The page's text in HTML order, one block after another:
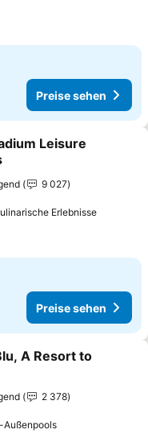
Preise sehen
hinzufügen
Leisure
9 027
ErlebnissePreise
Preise sehen
hinzufügen
A Resort to
2 378
Preise sehen